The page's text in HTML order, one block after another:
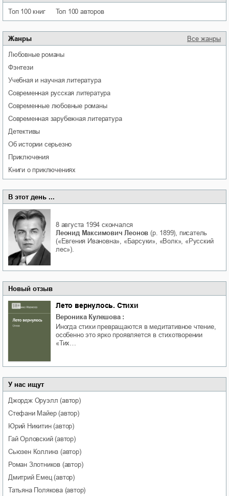
Топ 100 книг Топ 100 авторов
Жанры Все жанры
любовные романы
фэнтези
учебная и научная литература
современная русская литература
современные любовные романы
современная зарубежная литература
детективы
об истории серьезно
приключения
книги о приключениях
В этот день ...
8 августа 1994 скончался
Леонид Максимович Леонов (р. 1899), писатель
(«Евгения Ивановна», «Барсуки», «Волк», «Русский
лес»).
Новый отзыв
Лето вернулось. Стихи
Вероника Кулешова :
Иногда стихи превращаются в медитативное чтение,
особенно это ярко проявляется в стихотворении
«Тих…
У нас ищут
Джордж Оруэлл (автор)
Стефани Майер(автор)
Юрий Никитин(автор)
Гай Орловский(автор)
Сьюзен Коллинз (автор)
Роман Злотников (автор)
Дмитрий Емец(автор)
Татьяна Полякова(автор)